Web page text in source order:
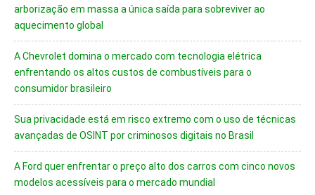
arborização em massa a única saída para sobreviver ao
aquecimento global
A Chevrolet domina o mercado com tecnologia elétrica
enfrentando os altos custos de combustíveis para o
consumidor brasileiro
Sua privacidade está em risco extremo com o uso de técnicas
avançadas de OSINT por criminosos digitais no Brasil
A Ford quer enfrentar o preço alto dos carros com cinco novos
modelos acessíveis para o mercado mundial